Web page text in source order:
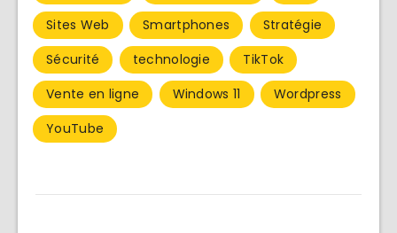
Sites Web
Smartphones
Stratégie
Sécurité
technologie
TikTok
Vente en ligne
Windows 11
Wordpress
YouTube